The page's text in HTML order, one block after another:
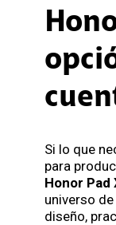
Si lo que
para
Honor Pad
universo de
diseño,